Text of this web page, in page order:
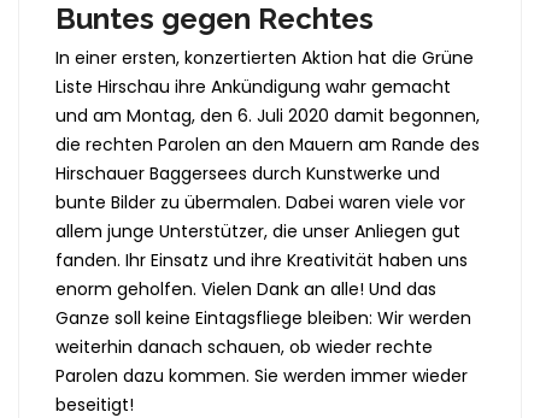
Buntes gegen Rechtes
In einer ersten, konzertierten Aktion hat die Grüne
Liste Hirschau ihre Ankündigung wahr gemacht
und am Montag, den 6. Juli 2020 damit begonnen,
die rechten Parolen an den Mauern am Rande des
Hirschauer Baggersees durch Kunstwerke und
bunte Bilder zu übermalen. Dabei waren viele vor
allem junge Unterstützer, die unser Anliegen gut
fanden. Ihr Einsatz und ihre Kreativität haben uns
enorm geholfen. Vielen Dank an alle! Und das
Ganze soll keine Eintagsfliege bleiben: Wir werden
weiterhin danach schauen, ob wieder rechte
Parolen dazu kommen. Sie werden immer wieder
beseitigt!